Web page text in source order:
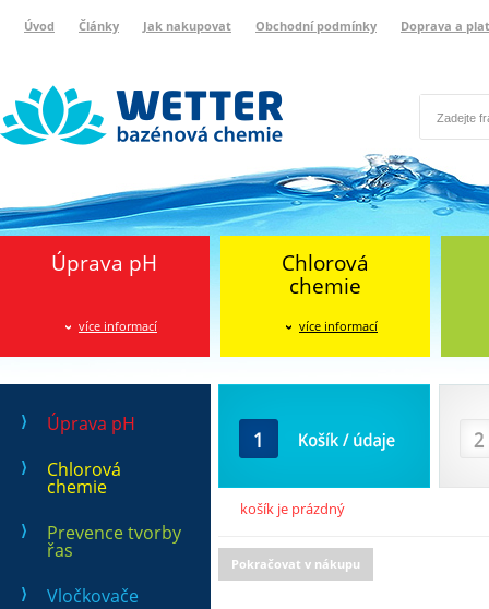
Úvod Články Jak nakupovat Obchodní podmínky Doprava a
Úprava pH
více informací
Chlorová
chemie
více informací
Úprava pH
Chlorová
chemie
Prevence tvorby
řas
Vločkovače
košík je prázdný
Pokračovat v nákupu